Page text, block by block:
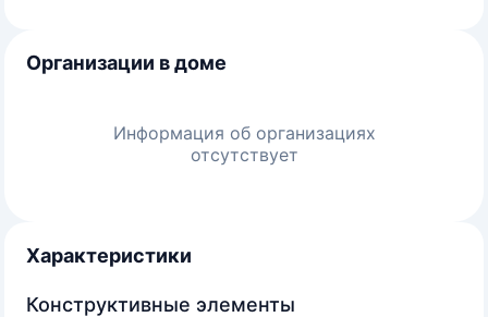
Организации в доме
Информация об организациях
отсутствует
Характеристики
Конструктивные элементы